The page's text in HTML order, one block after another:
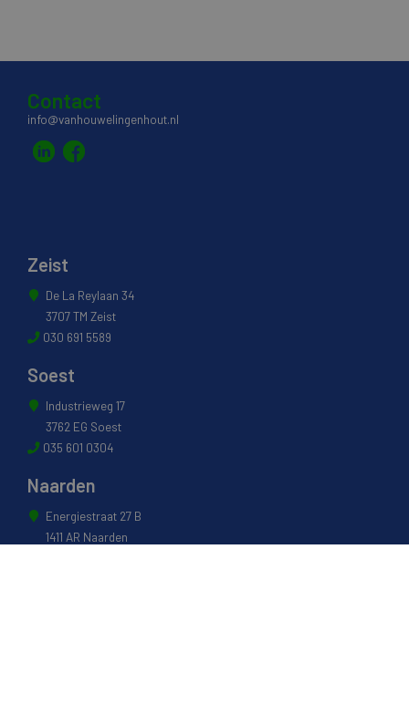
Contact
info@vanhouwelingenhout.nl
Zeist
De La Reylaan 34
3707 TM Zeist
030 691 5589
Soest
Industrieweg 17
3762 EG Soest
035 601 0304
Naarden
Energiestraat 27 B
1411 AR Naarden